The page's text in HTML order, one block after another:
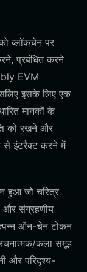
ब्लॉकचेन पर
प्रबंधित करने
EVM
इसके लिए एक
मानकों के
को रखने और
से इंटरैक्ट करने में
हुआ जो चरित्र
और संग्रहणीय
ऑन-चेन टोकन
कला समूह
और परिदृश्य-